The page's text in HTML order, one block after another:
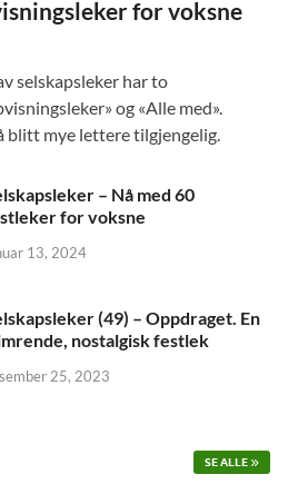
for voksne
selskapsleker har to
og «Alle med».
blitt mye lettere tilgjengelig.
– Nå med 60
for voksne
13, 2024
(49) – Oppdraget. En
nostalgisk festlek
25, 2023
SE ALLE